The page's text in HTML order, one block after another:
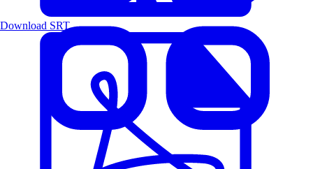
Download SRT